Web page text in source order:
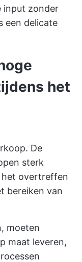
input zonder
een delicate
het
De
sterk
het overtreffen
bereiken van
moeten
maat leveren,